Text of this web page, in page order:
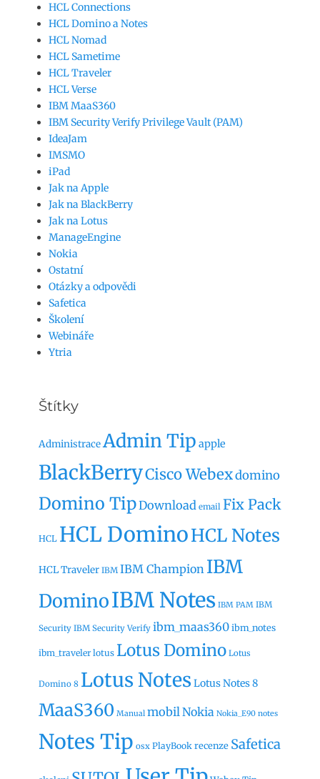
HCL Connections
HCL Domino a Notes
HCL Nomad
HCL Sametime
HCL Traveler
HCL Verse
IBM MaaS360
IBM Security Verify Privilege Vault (PAM)
IdeaJam
IMSMO
iPad
Jak na Apple
Jak na BlackBerry
Jak na Lotus
ManageEngine
Nokia
Ostatní
Otázky a odpovědi
Safetica
Školení
Webináře
Ytria
Štítky
AdministraceAdmin Tip apple
BlackBerryCisco Webexdomino
Domino TipDownload email Fix Pack
HCL HCL DominoHCL Notes
HCL Traveler IBM IBM Champion IBM
DominoIBM Notes IBM PAM IBM
Security IBM Security Verify ibm_maas360ibm_notes
ibm_traveler lotus Lotus Domino Lotus
Domino 8 Lotus Notes Lotus Notes 8
MaaS360 Manual mobilNokia Nokia_E90 notes
Notes Tip osx PlayBook recenze Safetica